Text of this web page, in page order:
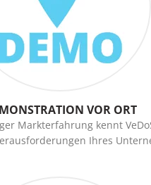
VOR ORT
Markterfahrung kennt
Ihres